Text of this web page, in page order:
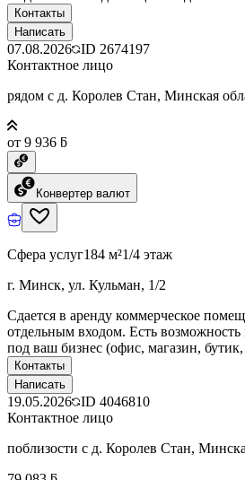
Контакты
Написать
07.08.2026 ID 2674197
Контактное лицо
рядом с д. Королев Стан, Минская
от 9 936 ƃ
Конвертер валют
Сфера услуг184 м²1/4 этаж
г. Минск, ул. Кульман, 1/2
Сдается в аренду коммерческое
отдельным входом. Есть
под ваш бизнес (офис, магазин, бутик,
Контакты
Написать
19.05.2026 ID 4046810
Контактное лицо
поблизости с д. Королев Стан,